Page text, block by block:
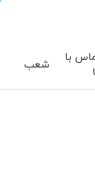
با
شعب